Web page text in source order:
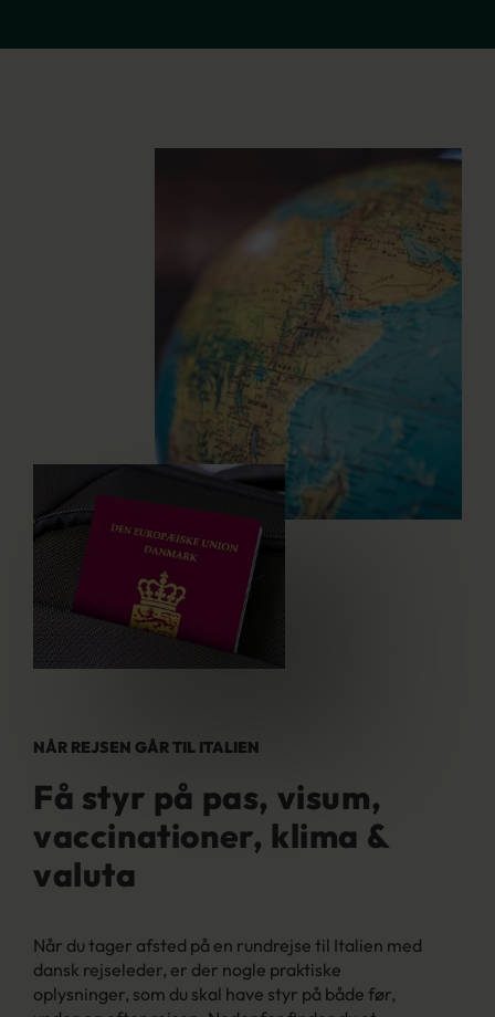
NÅR REJSEN GÅR TIL ITALIEN
Få styr på pas, visum,
vaccinationer, klima &
valuta
Når du tager afsted på en rundrejse til Italien med
dansk rejseleder, er der nogle praktiske
oplysninger, som du skal have styr på både før,